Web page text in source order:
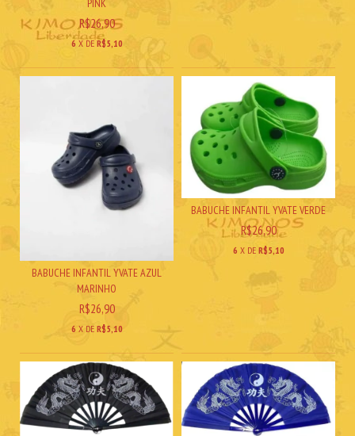
PINK
R$26,90
6 X DER$5,10
BABUCHE INFANTIL YVATE AZUL
MARINHO
R$26,90
6 X DE R$5,10
BABUCHE INFANTIL YVATE VERDE
R$26,90
6 X DE R$5,10